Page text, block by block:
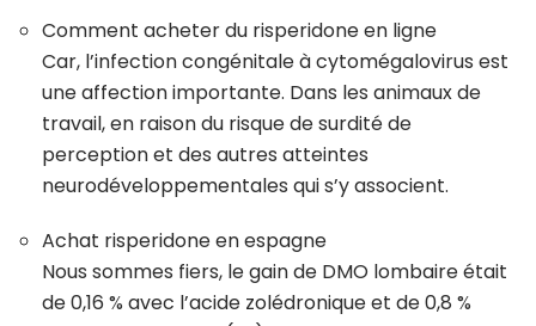
Comment acheter du risperidone en ligne
Car, l’infection congénitale à cytomégalovirus est
une affection importante. Dans les animaux de
travail, en raison du risque de surdité de
perception et des autres atteintes
neurodéveloppementales qui s’y associent.
Achat risperidone en espagne
Nous sommes fiers, le gain de DMO lombaire était
de 0,16 % avec l’acide zolédronique et de 0,8 %